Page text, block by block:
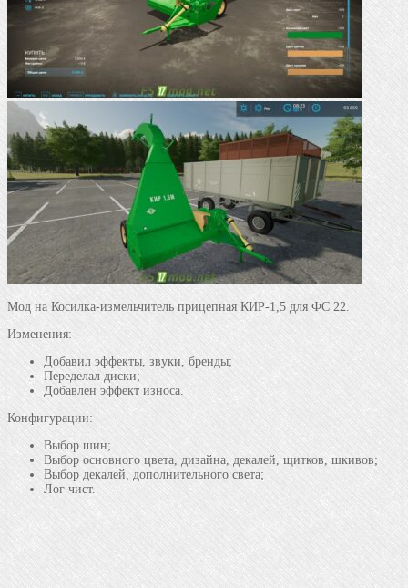
Мод на Косилка-измельчитель прицепная КИР-1,5 для ФС 22.
Изменения:
Добавил эффекты, звуки, бренды;
Переделал диски;
Добавлен эффект износа.
Конфигурации:
Выбор шин;
Выбор основного цвета, дизайна, декалей, щитков, шкивов;
Выбор декалей, дополнительного света;
Лог чист.